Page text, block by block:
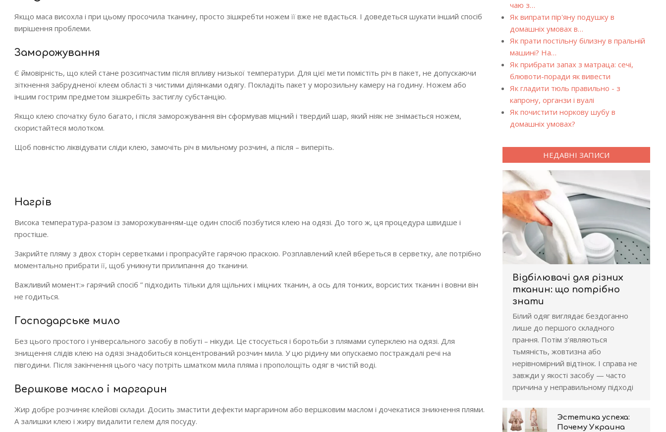
Якщо маса висохла і при цьому просочила тканину, просто зішкребти ножем її вже не вдасться. І доведеться шукати інший спосіб
вирішення проблеми.
Заморожування
Є ймовірність, що клей стане розсипчастим після впливу низької температури. Для цієї мети помістіть річ в пакет, не допускаючи
зіткнення забрудненої клеєм області з чистими ділянками одягу. Покладіть пакет у морозильну камеру на годину. Ножем або
іншим гострим предметом зішкребіть застиглу субстанцію.
Якщо клею спочатку було багато, і після заморожування він сформував міцний і твердий шар, який ніяк не знімається ножем,
скористайтеся молотком.
Щоб повністю ліквідувати сліди клею, замочіть річ в мильному розчині, а після – виперіть.
Нагрів
Висока температура-разом із заморожуванням-ще один спосіб позбутися клею на одязі. До того ж, ця процедура швидше і
простіше.
Закрийте пляму з двох сторін серветками і пропрасуйте гарячою праскою. Розплавлений клей вбереться в серветку, але потрібно
моментально прибрати її, щоб уникнути прилипання до тканини.
Важливий момент:» гарячий спосіб ” підходить тільки для щільних і міцних тканин, а ось для тонких, ворсистих тканин і вовни він
не годиться.
Господарське мило
Без цього простого і універсального засобу в побуті – нікуди. Це стосується і боротьби з плямами суперклею на одязі. Для
знищення слідів клею на одязі знадобиться концентрований розчин мила. У цю рідину ми опускаємо постраждалі речі на
півгодини. Після закінчення цього часу потріть шматком мила пляма і прополощіть одяг в чистій воді.
Вершкове масло і маргарин
Жир добре розчиняє клейові склади. Досить змастити дефекти маргарином або вершковим маслом і дочекатися зникнення плями.
А залишки клею і жиру видалити гелем для посуду.
чаю з…
Як випрати пір'яну подушку в
домашніх умовах в…
Як прати постільну білизну в пральній
машині? На…
Як прибрати запах з матраца: сечі,
блювоти-поради як вивести
Як гладити тюль правильно - з
капрону, органзи і вуалі
Як почистити норкову шубу в
домашніх умовах?
НЕДАВНІ ЗАПИСИ
Відбілювачі для різних
тканин: що потрібно
знати
Білий одяг виглядає бездоганно
лише до першого складного
прання. Потім з’являються
тьмяність, жовтизна або
нерівномірний відтінок. І справа не
завжди у якості засобу — часто
причина у неправильному підході
Эстетика успеха:
Почему Украина